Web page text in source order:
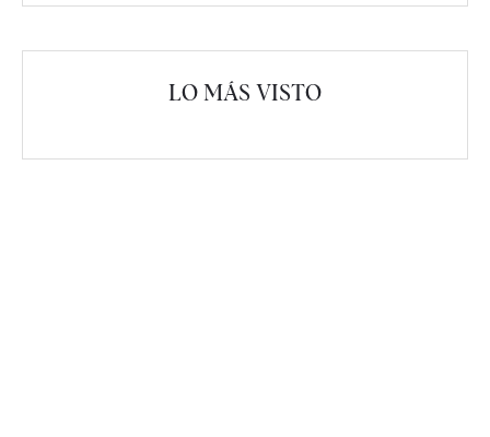
LO MÁS VISTO